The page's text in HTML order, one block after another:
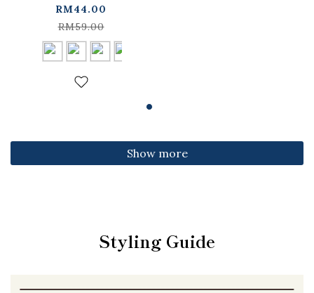
fitted top,
available in four
colors【01099501】
in stock+pre-order
RM44.00
RM59.00
Show more
Styling Guide